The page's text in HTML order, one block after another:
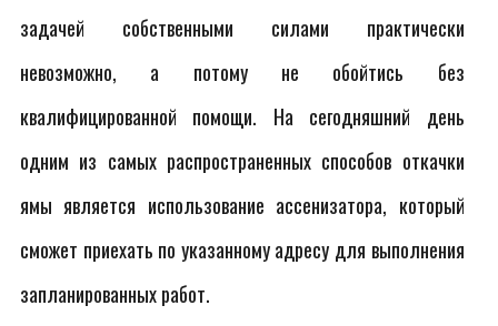
задачей собственными силами практически
невозможно, а потому не обойтись без
квалифицированной помощи. На сегодняшний день
одним из самых распространенных способов откачки
ямы является использование ассенизатора, который
сможет приехать по указанному адресу для выполнения
запланированных работ.